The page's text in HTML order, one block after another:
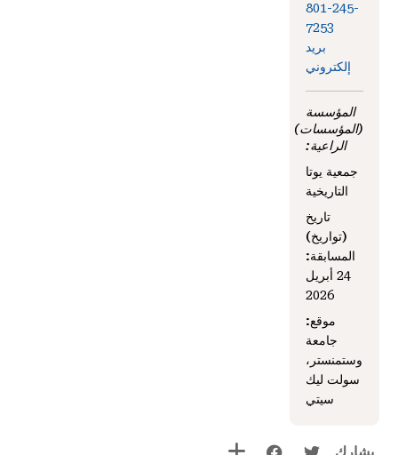
801-245-
7253
بريد
إلكتروني
المؤسسة
(المؤسسات)
الراعية:
جمعية يوتا
التاريخية
تاريخ
(تواريخ)
المسابقة:
24 أبريل
2026
موقع:
جامعة
وستمنستر،
سولت ليك
سيتي